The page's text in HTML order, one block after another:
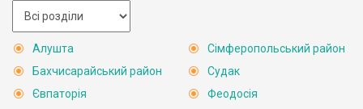
Алушта
Бахчисарайський район
Євпаторія
Сімферопольський район
Судак
Феодосія